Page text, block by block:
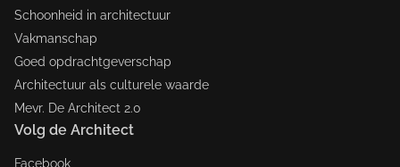
Schoonheid in architectuur
Vakmanschap
Goed opdrachtgeverschap
Architectuur als culturele waarde
Mevr. De Architect 2.0
Volg de Architect
Facebook